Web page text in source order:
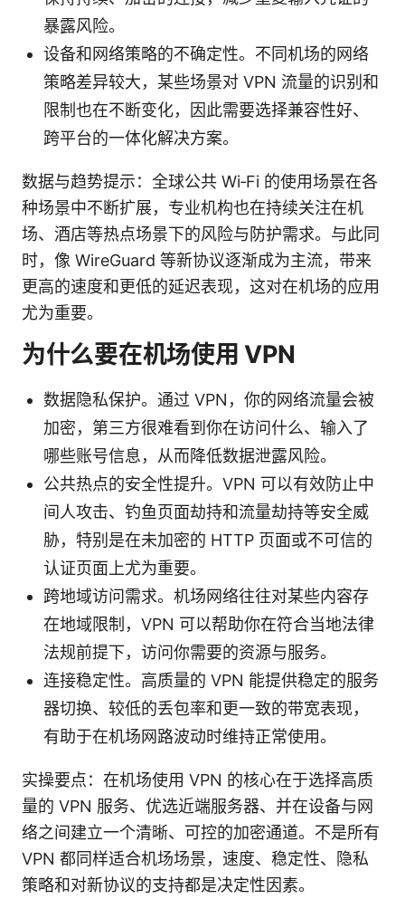
暴露风险。
设备和网络策略的不确定性。不同机场的网络
策略差异较大，某些场景对 VPN 流量的识别和
限制也在不断变化，因此需要选择兼容性好、
跨平台的一体化解决方案。
数据与趋势提示：全球公共 Wi‑Fi 的使用场景在各
种场景中不断扩展，专业机构也在持续关注在机
场、酒店等热点场景下的风险与防护需求。与此同
时，像 WireGuard 等新协议逐渐成为主流，带来
更高的速度和更低的延迟表现，这对在机场的应用
尤为重要。
为什么要在机场使用 VPN
数据隐私保护。通过 VPN，你的网络流量会被
加密，第三方很难看到你在访问什么、输入了
哪些账号信息，从而降低数据泄露风险。
公共热点的安全性提升。VPN 可以有效防止中
间人攻击、钓鱼页面劫持和流量劫持等安全威
胁，特别是在未加密的 HTTP 页面或不可信的
认证页面上尤为重要。
跨地域访问需求。机场网络往往对某些内容存
在地域限制，VPN 可以帮助你在符合当地法律
法规前提下，访问你需要的资源与服务。
连接稳定性。高质量的 VPN 能提供稳定的服务
器切换、较低的丢包率和更一致的带宽表现，
有助于在机场网路波动时维持正常使用。
实操要点：在机场使用 VPN 的核心在于选择高质
量的 VPN 服务、优选近端服务器、并在设备与网
络之间建立一个清晰、可控的加密通道。不是所有
VPN 都同样适合机场场景，速度、稳定性、隐私
策略和对新协议的支持都是决定性因素。